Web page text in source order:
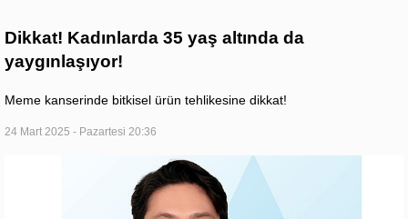
Dikkat! Kadınlarda 35 yaş altında da
yaygınlaşıyor!
Meme kanserinde bitkisel ürün tehlikesine dikkat!
24 Mart 2025 - Pazartesi 20:36